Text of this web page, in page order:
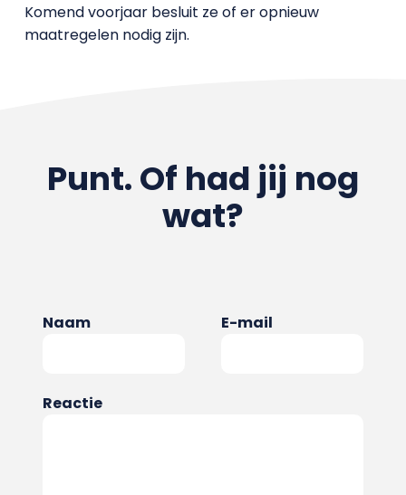
Komend voorjaar besluit ze of er opnieuw
maatregelen nodig zijn.
Punt. Of had jij nog
wat?
Naam E-mail
Reactie